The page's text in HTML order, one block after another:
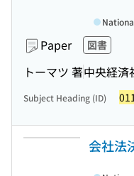
Paper 図書
トーマツ 著中央経済
Subject Heading (ID)
会社法